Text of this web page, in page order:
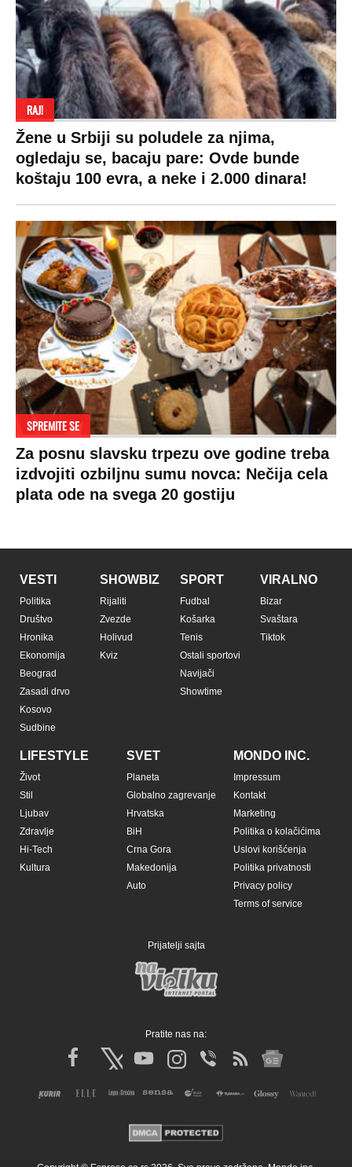
RAJ!
Žene u Srbiji su poludele za njima,
ogledaju se, bacaju pare: Ovde bunde
koštaju 100 evra, a neke i 2.000 dinara!
SPREMITE SE
Za posnu slavsku trpezu ove godine treba
izdvojiti ozbiljnu sumu novca: Nečija cela
plata ode na svega 20 gostiju
VESTI
Politika
Društvo
Hronika
Ekonomija
Beograd
Zasadi drvo
Kosovo
Sudbine
SHOWBIZ
Rijaliti
Zvezde
Holivud
Kviz
SPORT
Fudbal
Košarka
Tenis
Ostali sportovi
Navijači
Showtime
VIRALNO
Bizar
Svaštara
Tiktok
LIFESTYLE
Život
Stil
Ljubav
Zdravlje
Hi-Tech
Kultura
SVET
Planeta
Globalno zagrevanje
Hrvatska
BiH
Crna Gora
Makedonija
Auto
MONDO INC.
Impressum
Kontakt
Marketing
Politika o kolačićima
Uslovi korišćenja
Politika privatnosti
Privacy policy
Terms of service
Prijatelji sajta
Pratite nas na: